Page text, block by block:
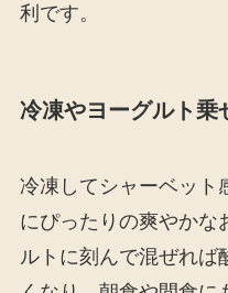
利です。
冷凍やヨーグルト乗
冷凍してシャーベット
にぴったりの爽やかな
ルトに刻んで混ぜれば